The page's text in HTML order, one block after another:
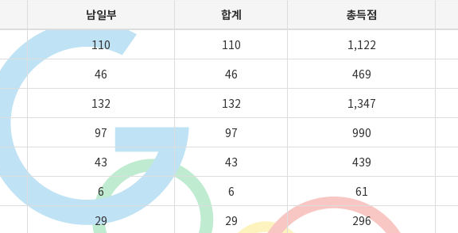
남일부 합계 총득점
110 110 1,122
46 46 469
132 132 1,347
97 97 990
43 43 439
6 6 61
29 29 296